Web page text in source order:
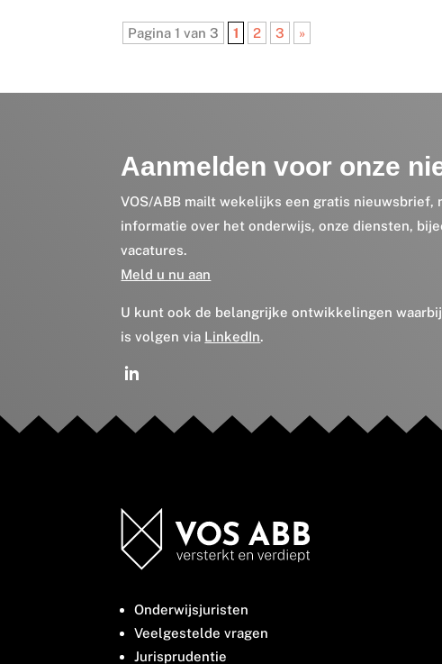
Pagina 1 van 3 1 2 3 »
Aanmelden voor onze
VOS/ABB mailt wekelijks een gratis nieuwsbrief,
informatie over het onderwijs, onze diensten,
vacatures.
Meld u nu aan
U kunt ook de belangrijke ontwikkelingen
is volgen via LinkedIn.
Onderwijsjuristen
Veelgestelde vragen
Jurisprudentie